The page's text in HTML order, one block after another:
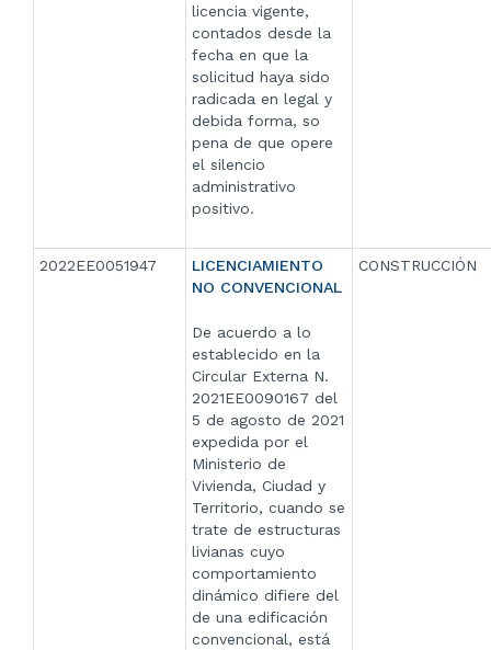
licencia vigente,
contados desde la
fecha en que la
solicitud haya sido
radicada en legal y
debida forma, so
pena de que opere
el silencio
administrativo
positivo.
2022EE0051947
LICENCIAMIENTO
NO CONVENCIONAL
De acuerdo a lo
establecido en la
Circular Externa N.
2021EE0090167 del
5 de agosto de 2021
expedida por el
Ministerio de
Vivienda, Ciudad y
Territorio, cuando se
trate de estructuras
livianas cuyo
comportamiento
dinámico difiere del
de una edificación
convencional, está
CONSTRUCCIÓN